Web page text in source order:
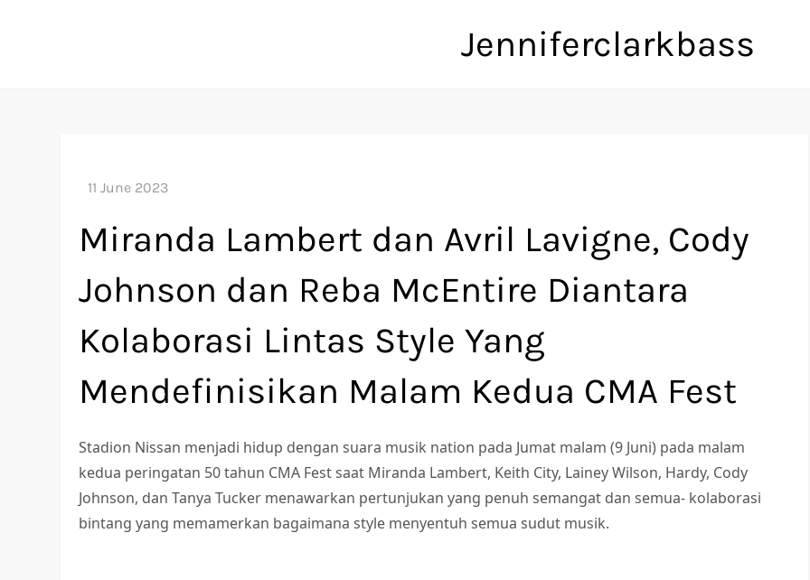
Jenniferclarkbass
Miranda Lambert dan Avril Lavigne, Cody
Johnson dan Reba McEntire Diantara
Kolaborasi Lintas Style Yang
Mendefinisikan Malam Kedua CMA Fest
Stadion Nissan menjadi hidup dengan suara musik nation pada Jumat malam (9 Juni) pada malam
kedua peringatan 50 tahun CMA Fest saat Miranda Lambert, Keith City, Lainey Wilson, Hardy, Cody
Johnson, dan Tanya Tucker menawarkan pertunjukan yang penuh semangat dan semua- kolaborasi
bintang yang memamerkan bagaimana style menyentuh semua sudut musik.